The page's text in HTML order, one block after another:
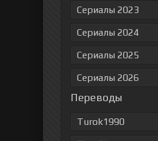
Сериалы 2023
Сериалы 2024
Сериалы 2025
Сериалы 2026
Переводы
Turok1990